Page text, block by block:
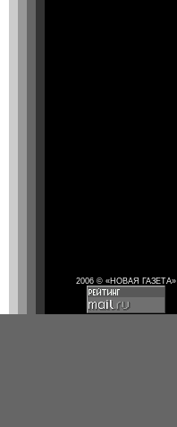
2006 © «НОВАЯ ГАЗЕТА»